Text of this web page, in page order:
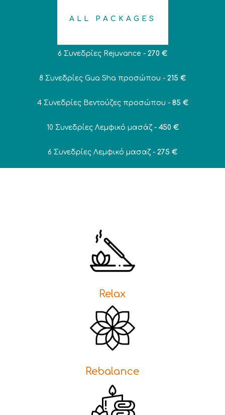
ALL PACKAGES
6 Συνεδρίες Rejuvance - 270 €
8 Συνεδρίες Gua Sha προσώπου - 215 €
4 Συνεδρίες Βεντούζες προσώπου - 85 €
10 Συνεδρίες Λεμφικό μασάζ - 450 €
6 Συνεδρίες Λεμφικό μασαζ - 275 €
Relax
Rebalance